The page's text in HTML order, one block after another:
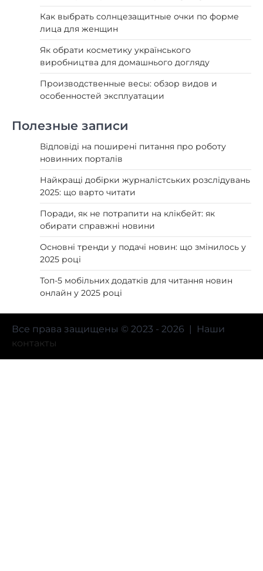
Как выбрать солнцезащитные очки по форме
лица для женщин
Як обрати косметику українського
виробництва для домашнього догляду
Производственные весы: обзор видов и
особенностей эксплуатации
Полезные записи
Відповіді на поширені питання про роботу
новинних порталів
Найкращі добірки журналістських розслідувань
2025: що варто читати
Поради, як не потрапити на клікбейт: як
обирати справжні новини
Основні тренди у подачі новин: що змінилось у
2025 році
Топ-5 мобільних додатків для читання новин
онлайн у 2025 році
Все права защищены © 2023 - 2026 | Наши
контакты